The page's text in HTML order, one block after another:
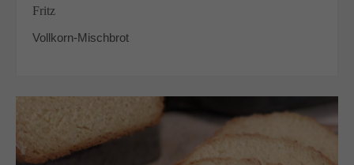
Fritz
Vollkorn-Mischbrot